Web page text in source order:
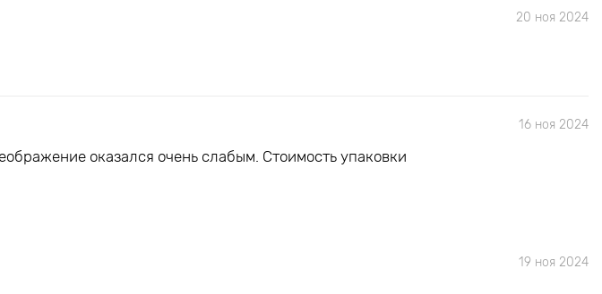
20 ноя 2024
16 ноя 2024
оказался очень слабым. Стоимость упаковки
19 ноя 2024